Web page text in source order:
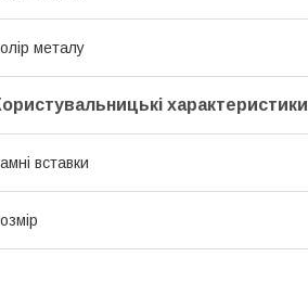
металу
характеристики
вставки